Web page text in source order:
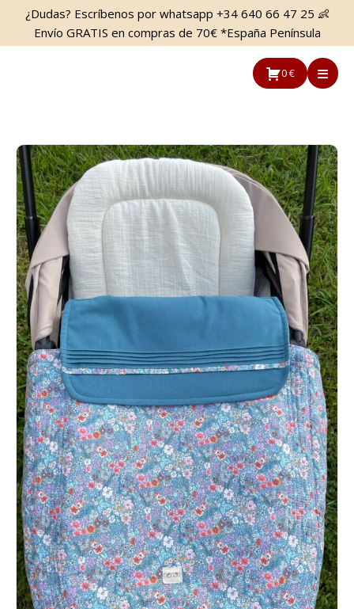
Saltar
contenido
Saltar
la
¿Dudas? Escríbenos por whatsapp +34 640 66 47 25 👶
Envío GRATIS en compras de 70€ *España Península
0 €